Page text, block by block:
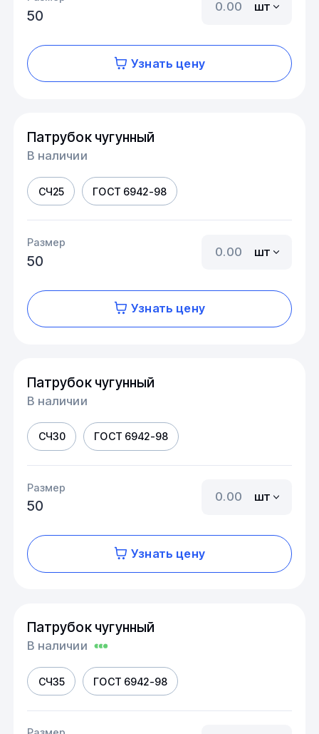
50
шт
Узнать цену
Патрубок чугунный
В наличии
СЧ25 ГОСТ 6942-98
Размер
50
шт
Узнать цену
Патрубок чугунный
В наличии
СЧ30 ГОСТ 6942-98
Размер
50
шт
Узнать цену
Патрубок чугунный
В наличии
СЧ35 ГОСТ 6942-98